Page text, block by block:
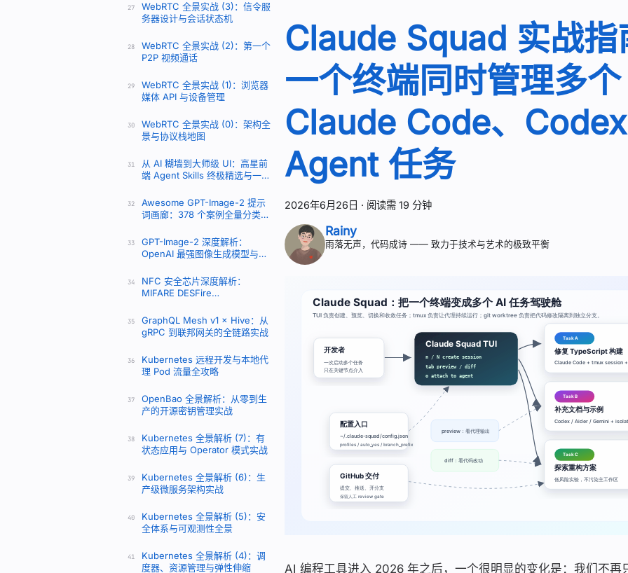
27
WebRTC 全景实战 (3)：信令服
务器设计与会话状态机
28
WebRTC 全景实战 (2)：第一个
P2P 视频通话
29
WebRTC 全景实战 (1)：浏览器
媒体 API 与设备管理
30
WebRTC 全景实战 (0)：架构全
景与协议栈地图
31
从 AI 糊墙到大师级 UI：高星前
端 Agent Skills 终极精选与一键
32
Awesome GPT-Image-2 提示
词画廊：378 个案例全量分类拆
33
GPT-Image-2 深度解析：
OpenAI 最强图像生成模型与提
34
NFC 安全芯片深度解析：
MIFARE DESFire
TAPLINX 全链路指南
35
GraphQL Mesh v1 × Hive：从
gRPC 到联邦网关的全链路实战
36
Kubernetes 远程开发与本地代
理 Pod 流量全攻略
37
OpenBao 全景解析：从零到生
产的开源密钥管理实战
38
Kubernetes 全景解析 (7)：有
状态应用与 Operator 模式实战
39
Kubernetes 全景解析 (6)：生
产级微服务架构实战
40
Kubernetes 全景解析 (5)：安
全体系与可观测性全景
41
Kubernetes 全景解析 (4)：调
度器、资源管理与弹性伸缩
Claude Squad 实战指
一个终端同时管理多个
Claude Code、
Agent 任务
2026年6月26日 · 阅读需 19 分钟
Rainy
雨落无声，代码成诗 —— 致力于技术与艺术的极致平衡
AI 编程工具进入 2026 年之后，一个很明显的变化是：我们不再